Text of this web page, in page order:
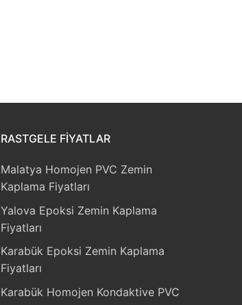
RASTGELE FIYATLAR
Malatya Homojen PVC Zemin
Kaplama Fiyatları
Yalova Epoksi Zemin Kaplama
Fiyatları
Karabük Epoksi Zemin Kaplama
Fiyatları
Karabük Homojen Kondaktive PVC